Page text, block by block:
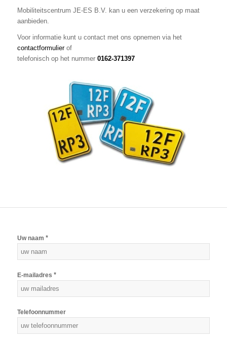
Mobiliteitscentrum JE-ES B.V. kan u een verzekering op maat
aanbieden.
Voor informatie kunt u contact met ons opnemen via het
contactformulierof
telefonisch op het nummer 0162-371397
Uw naam *
E-mailadres *
Telefoonnummer